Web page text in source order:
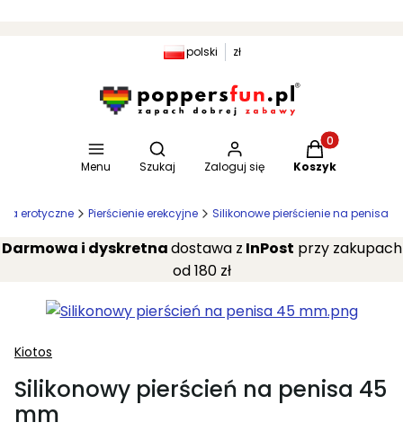
polski zł
Menu
Otwórz wyszukiwarkę
Szukaj Zaloguj się
Produkty w
Koszyk
erotyczne Pierścienie erekcyjne Silikonowe pierścienie na penisa
Darmowa i dyskretnadostawa z InPost przy zakupach
od 180 zł
Kiotos
Silikonowy pierścień na penisa 45
mm